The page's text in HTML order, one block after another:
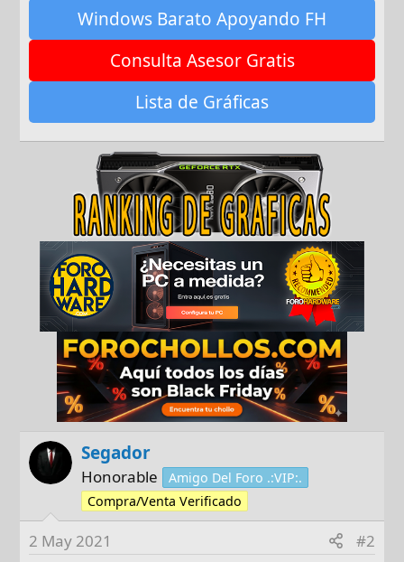
Windows Barato Apoyando FH
Consulta Asesor Gratis
Lista de Gráficas
Segador
Honorable
Amigo Del Foro .:VIP:.
Compra/Venta Verificado
2 May 2021 #2